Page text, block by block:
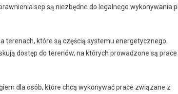
sep są niezbędne do legalnego wykonywania
terenach, które są częścią systemu energetycznego.
dostęp do terenów, na których prowadzone są prace
dla osób, które chcą wykonywać prace związane z